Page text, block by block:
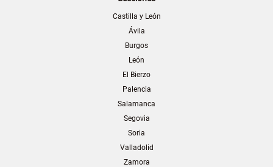
Castilla y León
Ávila
Burgos
León
El Bierzo
Palencia
Salamanca
Segovia
Soria
Valladolid
Zamora